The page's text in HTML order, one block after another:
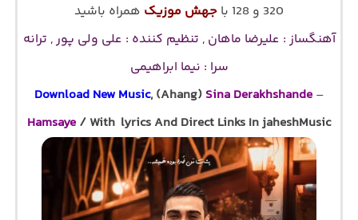
320 و 128 با
جهش موزیک همراه باشید
آهنگساز : علیرضا ماهان , تنظیم کننده : علی ولی پور , ترانه
سرا : نیما ابراهیمی
Download New Music, (Ahang) Sina Derakhshande–
Hamsaye / With lyrics And Direct Links In jaheshMusic